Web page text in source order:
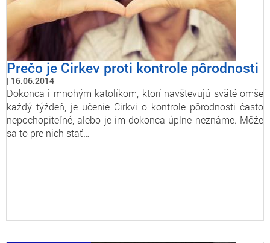
Prečo je Cirkev proti kontrole pôrodnosti
16.06.2014
Dokonca i mnohým katolíkom, ktorí navštevujú sväté omše
každý týždeň, je učenie Cirkvi o kontrole pôrodnosti často
nepochopiteľné, alebo je im dokonca úplne neznáme. Môže
sa to pre nich stať…